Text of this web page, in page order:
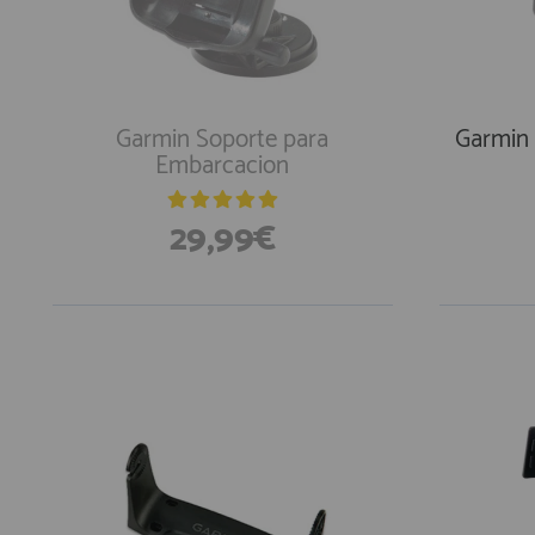
Equipo Personal
Fondeo y Amarre
Kayaks
Mantenimiento y Limpieza
Motonautica
Tiempo Libre
Submarinismo
Garmin Soporte para
Embarcacion
29,99€